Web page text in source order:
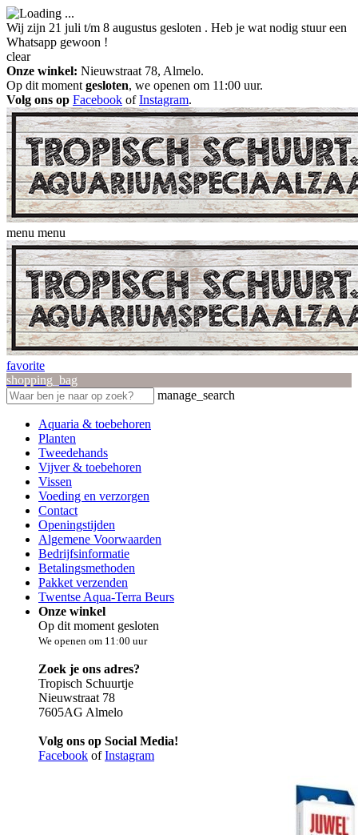
Wij zijn 21 juli t/m 8 augustus gesloten . Heb je wat nodig stuur een
Whatsapp gewoon !
clear
Onze winkel: Nieuwstraat 78, Almelo.
Op dit moment gesloten, we openen om 11:00 uur.
Volg ons op Facebook ofInstagram.
menu menu
favorite
shopping_bag
manage_search
Aquaria & toebehoren
Planten
Tweedehands
Vijver & toebehoren
Vissen
Voeding en verzorgen
Contact
Openingstijden
Algemene Voorwaarden
Bedrijfsinformatie
Betalingsmethoden
Pakket verzenden
Twentse Aqua-Terra Beurs
Onze winkel
Op dit moment gesloten
We openen om 11:00 uur
Zoek je ons adres?
Tropisch Schuurtje
Nieuwstraat 78
7605AG Almelo
Volg ons op Social Media!
Facebook ofInstagram